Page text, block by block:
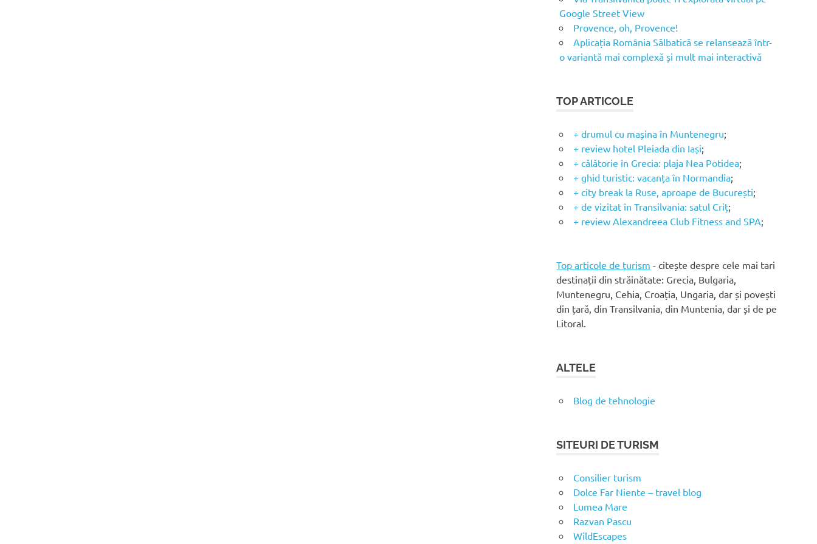
Google Street View
Provence, oh, Provence!
Aplicația România Sălbatică se relansează într-
o variantă mai complexă și mult mai interactivă
TOP ARTICOLE
+ drumul cu mașina în Muntenegru;
+ review hotel Pleiada din Iași;
+ călătorie în Grecia: plaja Nea Potidea;
+ ghid turistic: vacanța în Normandia;
+ city break la Ruse, aproape de București;
+ de vizitat în Transilvania: satul Criț;
+ review Alexandreea Club Fitness and SPA;
Top articole de turism - citește despre cele mai tari
destinații din străinătate: Grecia, Bulgaria,
Muntenegru, Cehia, Croația, Ungaria, dar și povești
din țară, din Transilvania, din Muntenia, dar și de pe
Litoral.
ALTELE
Blog de tehnologie
SITEURI DE TURISM
Consilier turism
Dolce Far Niente – travel blog
Lumea Mare
Razvan Pascu
WildEscapes